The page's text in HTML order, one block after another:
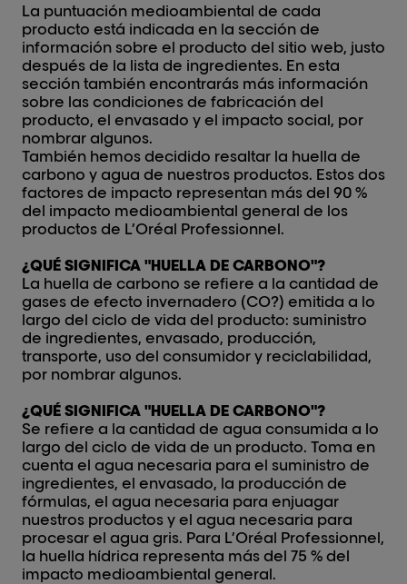
La puntuación medioambiental de cada
producto está indicada en la sección de
información sobre el producto del sitio web, justo
después de la lista de ingredientes. En esta
sección también encontrarás más información
sobre las condiciones de fabricación del
producto, el envasado y el impacto social, por
nombrar algunos.
También hemos decidido resaltar la huella de
carbono y agua de nuestros productos. Estos dos
factores de impacto representan más del 90 %
del impacto medioambiental general de los
productos de L’Oréal Professionnel.
¿QUÉ SIGNIFICA "HUELLA DE CARBONO"?
La huella de carbono se refiere a la cantidad de
gases de efecto invernadero (CO?) emitida a lo
largo del ciclo de vida del producto: suministro
de ingredientes, envasado, producción,
transporte, uso del consumidor y reciclabilidad,
por nombrar algunos.
¿QUÉ SIGNIFICA "HUELLA DE CARBONO"?
Se refiere a la cantidad de agua consumida a lo
largo del ciclo de vida de un producto. Toma en
cuenta el agua necesaria para el suministro de
ingredientes, el envasado, la producción de
fórmulas, el agua necesaria para enjuagar
nuestros productos y el agua necesaria para
procesar el agua gris. Para L’Oréal Professionnel,
la huella hídrica representa más del 75 % del
impacto medioambiental general.